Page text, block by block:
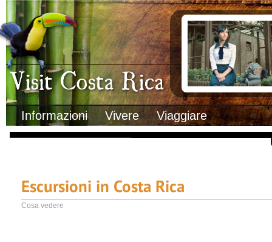
Visit Costa Rica
Informazioni Vivere Viaggiare
Clima
Geografia
Informazioni Geografiche
Letteratura e cultura
Gastronomia
Lo sapevi che
Musica
Natura
Storia
Trasporti Interni
Documenti
Italiani in Costa
L’ambasciata
Opportunità
Escursioni in Costa Rica
Cosa vedere